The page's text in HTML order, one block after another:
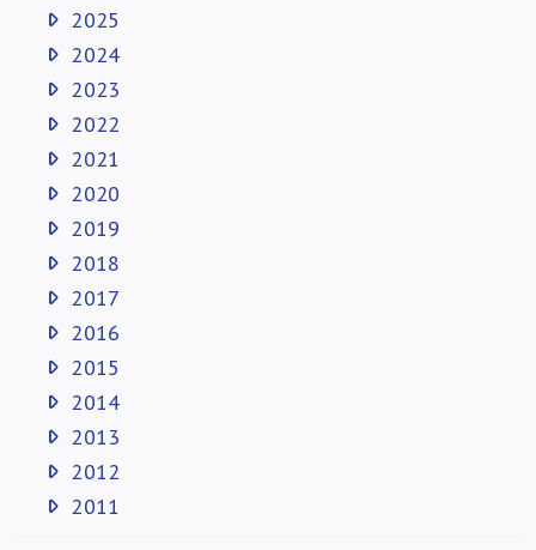
2025
2024
2023
2022
2021
2020
2019
2018
2017
2016
2015
2014
2013
2012
2011